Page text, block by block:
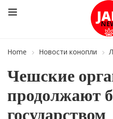
Home Новости конопли
Чешские
продолжают
государством